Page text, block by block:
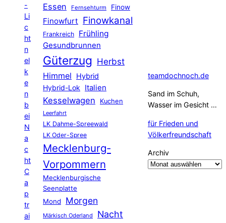
-
Li
c
ht
n
el
k
e
n
b
ei
N
a
c
ht
C
a
p
tr
ai
Essen Fernsehturm Finow
Finowfurt Finowkanal
Frankreich Frühling
Gesundbrunnen
Güterzug Herbst
Himmel
Hybrid
Hybrid-Lok Italien
Kesselwagen Kuchen
Leerfahrt
LK Dahme-Spreewald
LK Oder-Spree
Mecklenburg-
Vorpommern
Mecklenburgische
Seenplatte
Mond
Morgen
Märkisch Oderland Nacht
teamdochnoch.de
Sand im Schuh,
Wasser im Gesicht …
für Frieden und
Völkerfreundschaft
Archiv